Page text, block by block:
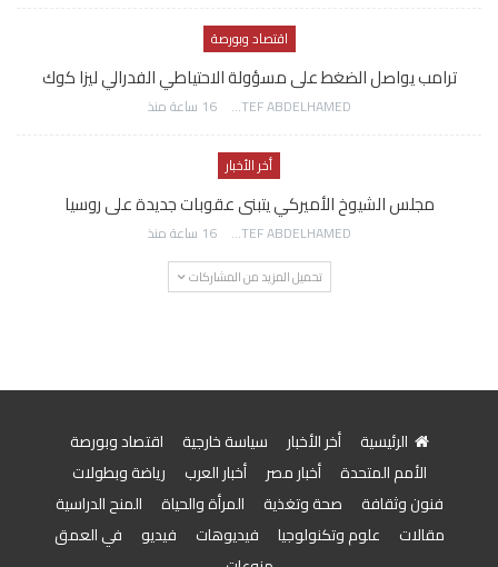
اقتصاد وبورصة
ترامب يواصل الضغط على مسؤولة الاحتياطي الفدرالي ليزا كوك
AWATEF ABDELHAMED 16 ساعة منذ
أخر الأخبار
مجلس الشيوخ الأميركي يتبنى عقوبات جديدة على روسيا
AWATEF ABDELHAMED 16 ساعة منذ
تحميل المزيد من المشاركات
الرئيسية أخر الأخبار سياسة خارجية
اقتصاد وبورصة
الأمم المتحدة
أخبار مصر أخبار العرب
رياضة وبطولات
فنون وثقافة
صحة وتغذية المرأة والحياة
المنح الدراسية
مقالات
علوم وتكنولوجيا فيديوهات فيديو
في العمق